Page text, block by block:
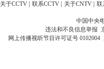
关于CCTV 联系CCTV 关于CNTV 联
中国中央
违法和不良信息举报
网上传播视听节目许可证号 0102004